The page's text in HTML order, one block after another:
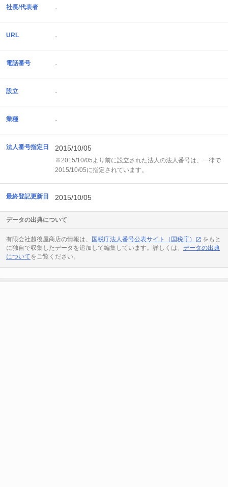
社長/代表者 -
URL -
電話番号 -
設立 -
業種 -
法人番号指定日 2015/10/05
※2015/10/05より前に設立された法人の法人番号は、一律で
2015/10/05に指定されています。
最終登記更新日 2015/10/05
データの出典について
有限会社越後屋商店の情報は、 国税庁法人番号公表サイト（国税庁）
をもと
に独自で収集したデータを追加して編集しています。詳しくは、 データの出典
についてをご覧ください。